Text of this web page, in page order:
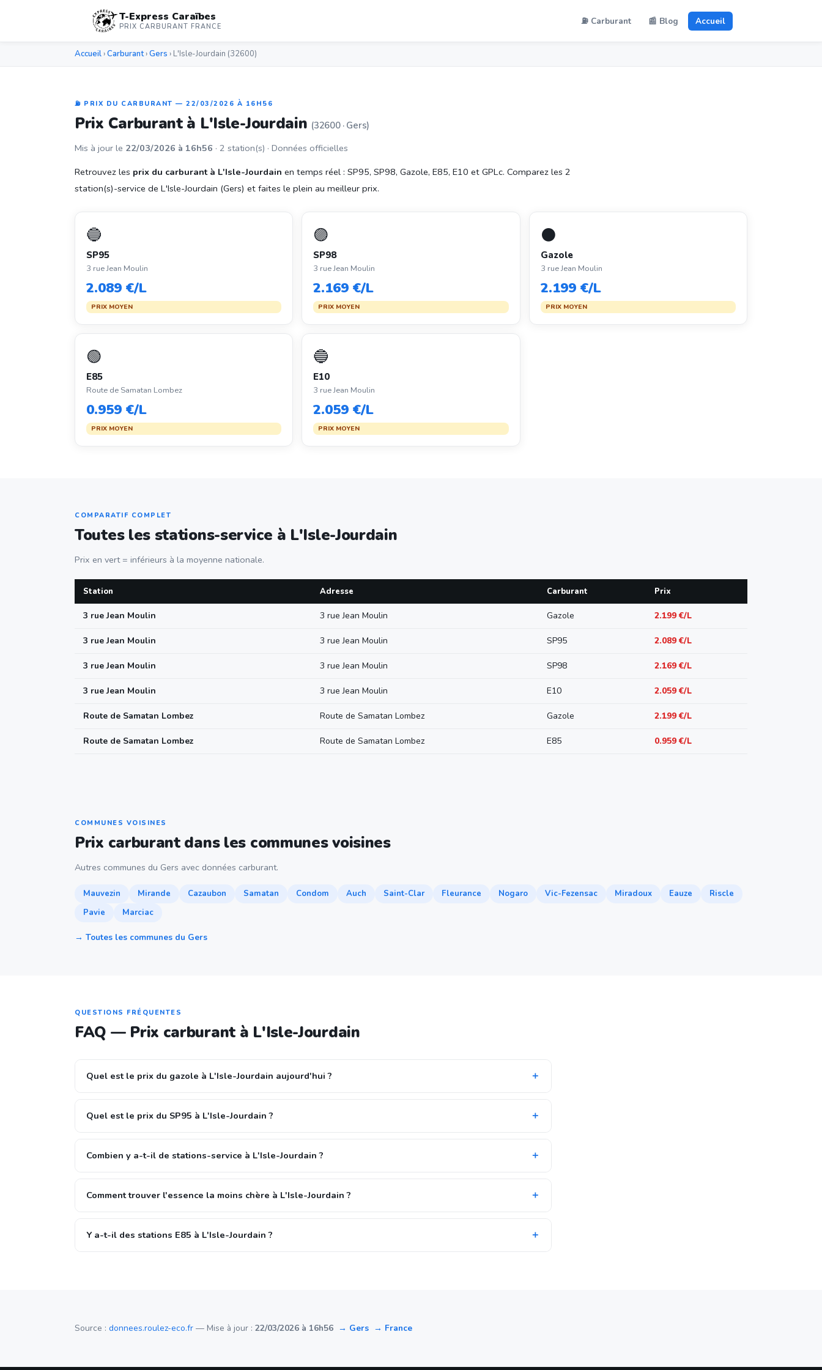
T-Express Caraïbes
PRIX CARBURANT FRANCE ⛽ Carburant 📰 Blog Accueil
Accueil ›Carburant›Gers › L'Isle-Jourdain (32600)
⛽ PRIX DU CARBURANT — 22/03/2026 À 16H56
Prix Carburant à L'Isle-Jourdain (32600 · Gers)
Mis à jour le 22/03/2026 à 16h56 · 2 station(s) · Données officielles
Retrouvez les prix du carburant à L'Isle-Jourdain en temps réel : SP95, SP98, Gazole, E85, E10 et GPLc. Comparez les 2
station(s)-service de L'Isle-Jourdain (Gers) et faites le plein au meilleur prix.
🔵
SP95
3 rue Jean Moulin
2.089 €/L
PRIX MOYEN
🟣
SP98
3 rue Jean Moulin
2.169 €/L
PRIX MOYEN
⚫
Gazole
3 rue Jean Moulin
2.199 €/L
PRIX MOYEN
🟢
E85
Route de Samatan Lombez
0.959 €/L
PRIX MOYEN
🔵
E10
3 rue Jean Moulin
2.059 €/L
PRIX MOYEN
COMPARATIF COMPLET
Toutes les stations-service à L'Isle-Jourdain
Prix en vert = inférieurs à la moyenne nationale.
Station Adresse Carburant Prix
3 rue Jean Moulin 3 rue Jean Moulin Gazole 2.199 €/L
3 rue Jean Moulin 3 rue Jean Moulin SP95 2.089 €/L
3 rue Jean Moulin 3 rue Jean Moulin SP98 2.169 €/L
3 rue Jean Moulin 3 rue Jean Moulin E10 2.059 €/L
Route de Samatan Lombez Route de Samatan Lombez Gazole 2.199 €/L
Route de Samatan Lombez Route de Samatan Lombez E85 0.959 €/L
COMMUNES VOISINES
Prix carburant dans les communes voisines
Autres communes du Gers avec données carburant.
Mauvezin Mirande Cazaubon Samatan Condom Auch Saint-Clar Fleurance Nogaro Vic-Fezensac Miradoux Eauze
Riscle
Pavie
Marciac
→ Toutes les communes du Gers
QUESTIONS FRÉQUENTES
FAQ — Prix carburant à L'Isle-Jourdain
Quel est le prix du gazole à L'Isle-Jourdain aujourd'hui ?
Quel est le prix du SP95 à L'Isle-Jourdain ?
Combien y a-t-il de stations-service à L'Isle-Jourdain ?
Comment trouver l'essence la moins chère à L'Isle-Jourdain ?
Y a-t-il des stations E85 à L'Isle-Jourdain ?
Source : donnees.roulez-eco.fr — Mise à jour : 22/03/2026 à 16h56 → Gers → France